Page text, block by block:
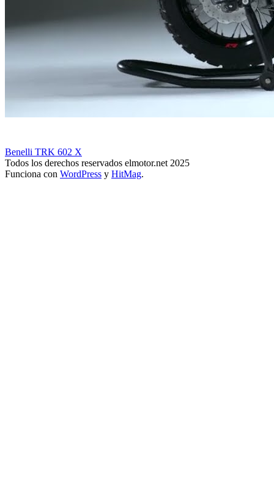
Benelli TRK 602 X
Todos los derechos reservados elmotor.net 2025
Funciona con WordPress y HitMag.